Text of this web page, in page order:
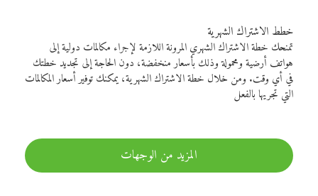
خطط الاشتراك الشهرية
تمنحك خطة الاشتراك الشهري المرونة اللازمة لإجراء مكالمات دولية إلى
هواتف أرضية ومحمولة وذلك بأسعار منخفضة، دون الحاجة إلى تجديد خطتك
في أي وقت. ومن خلال خطة الاشتراك الشهرية، يمكنك توفير أسعار المكالمات
التي تجريها بالفعل
المزيد من الوجهات